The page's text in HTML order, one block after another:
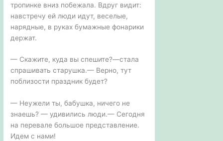
тропинке вниз побежала. Вдруг видит:
навстречу ей люди идут, веселые,
нарядные, в руках бумажные фонарики
держат.
— Скажите, куда вы спешите?—стала
спрашивать старушка.— Верно, тут
поблизости праздник будет?
— Неужели ты, бабушка, ничего не
знаешь? — удивились люди.— Сегодня
на перевале большое представление.
Идем с нами!